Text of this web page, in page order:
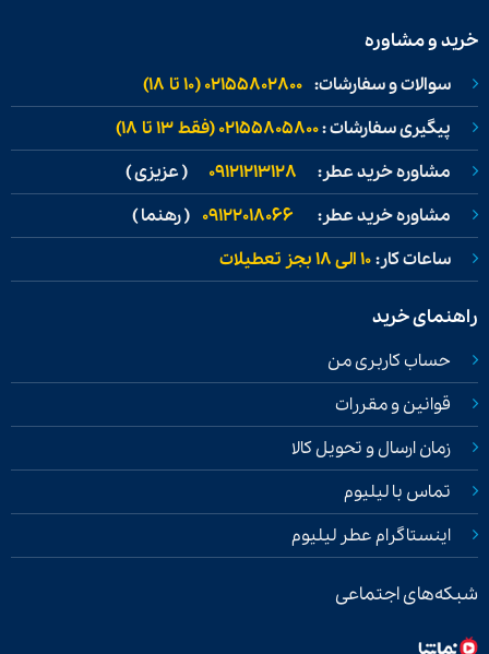
خرید و مشاوره
سوالات و سفارشات: 02155802800 (۱۰ تا ۱۸)
پیگیری سفارشات :02155805800 (فقط ۱۳ تا ۱۸)
مشاوره خرید عطر: 09121213128 ( عزیزی )
مشاوره خرید عطر: 09122018066 ( رهنما )
ساعات کار:۱۰ الی ۱۸ بجز تعطیلات
راهنمای خرید
حساب کاربری من
قوانین و مقررات
زمان ارسال و تحویل کالا
تماس با لیلیوم
اینستاگرام عطر لیلیوم
شبکه‌های اجتماعی